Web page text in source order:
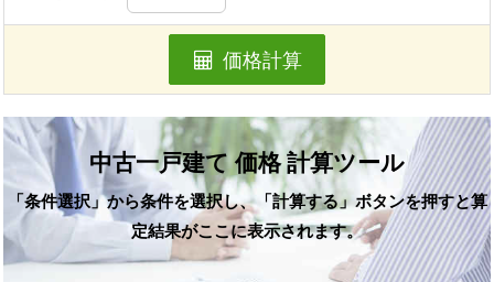
価格計算
中古一戸建て 価格 計算ツール
「条件選択」から条件を選択し、「計算する」ボタンを押すと算
定結果がここに表示されます。